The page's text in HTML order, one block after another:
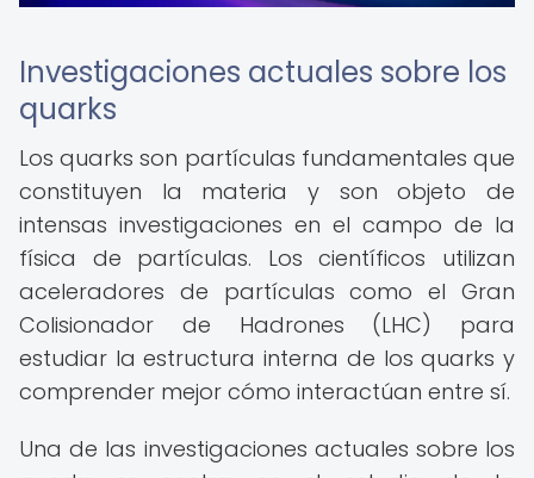
Investigaciones actuales sobre los
quarks
Los quarks son partículas fundamentales que
constituyen la materia y son objeto de
intensas investigaciones en el campo de la
física de partículas. Los científicos utilizan
aceleradores de partículas como el Gran
Colisionador de Hadrones (LHC) para
estudiar la estructura interna de los quarks y
comprender mejor cómo interactúan entre sí.
Una de las investigaciones actuales sobre los